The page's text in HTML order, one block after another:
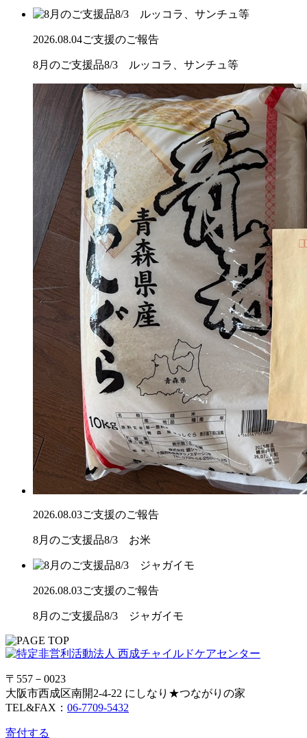
2026.08.04ご支援のご報告
8月のご支援品8/3 ルッコラ、サンチュ等
2026.08.03ご支援のご報告
8月のご支援品8/3 お米
2026.08.03ご支援のご報告
8月のご支援品8/3 ジャガイモ
〒557－0023
大阪市西成区南開2-4-22 にしなり★つながりの家
TEL&FAX： 06-7709-5432
寄付する